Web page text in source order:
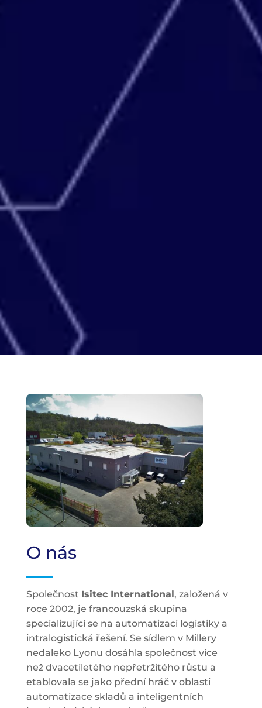
O nás
Společnost Isitec International, založená v
roce 2002, je francouzská skupina
specializující se na automatizaci logistiky a
intralogistická řešení. Se sídlem v Millery
nedaleko Lyonu dosáhla společnost více
než dvacetiletého nepřetržitého růstu a
etablovala se jako přední hráč v oblasti
automatizace skladů a inteligentních